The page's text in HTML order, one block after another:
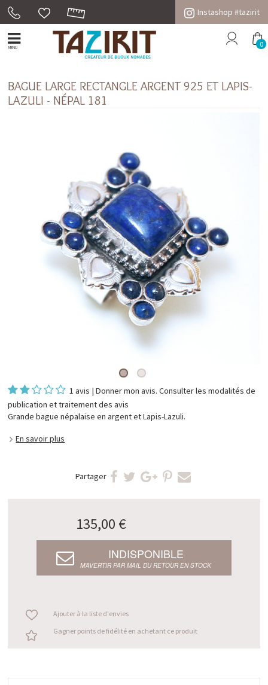
Instashop #tazirit
MENU 0
BAGUE LARGE RECTANGLE ARGENT 925 ET LAPIS-
LAZULI - NÉPAL 181
1 avis |Donner mon avis. Consulter lesmodalités de
publication et traitement des avis
Grande bague népalaise en argent et Lapis-Lazuli.
En savoir plus
Partager
135,00 €
INDISPONIBLE
M’AVERTIR PAR MAIL DU RETOUR EN STOCK
Ajouter à la liste d'envies
Gagner points de fidélité en achetant ce produit